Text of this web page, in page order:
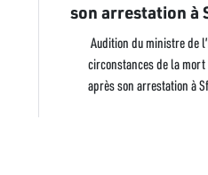
son arrestation à
Audition du ministre de
circonstances de la mort
après son arrestation à